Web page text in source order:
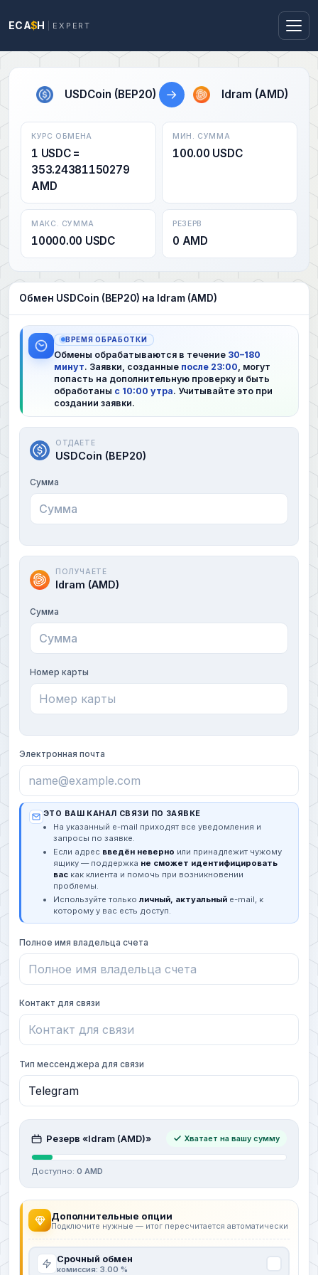
ECA$H EXPERT
USDCoin (BEP20) → Idram (AMD)
КУРС ОБМЕНА
1 USDC =
353.24381150279
AMD
МИН. СУММА
100.00 USDC
МАКС. СУММА
10000.00 USDC
РЕЗЕРВ
0 AMD
Обмен USDCoin (BEP20) на Idram (AMD)
ВРЕМЯ ОБРАБОТКИ
Обмены обрабатываются в течение 30–180
минут. Заявки, созданные после 23:00 , могут
попасть на дополнительную проверку и быть
обработаны с 10:00 утра. Учитывайте это при
создании заявки.
ОТДАЕТЕ
USDCoin (BEP20)
Сумма
ПОЛУЧАЕТЕ
Idram (AMD)
Сумма
Номер карты
Электронная почта
ЭТО ВАШ КАНАЛ СВЯЗИ ПО ЗАЯВКЕ
На указанный e-mail приходят все уведомления и
запросы по заявке.
Если адрес введён неверно или принадлежит чужому
ящику — поддержка не сможет идентифицировать
вас как клиента и помочь при возникновении
проблемы.
Используйте тольколичный, актуальный e-mail, к
которому у вас есть доступ.
Полное имя владельца счета
Контакт для связи
Тип мессенджера для связи
Резерв «Idram (AMD)» Хватает на вашу сумму
Доступно: 0 AMD
Дополнительные опции
Подключите нужные — итог пересчитается автоматически
Срочный обмен
комиссия: 3.00 %